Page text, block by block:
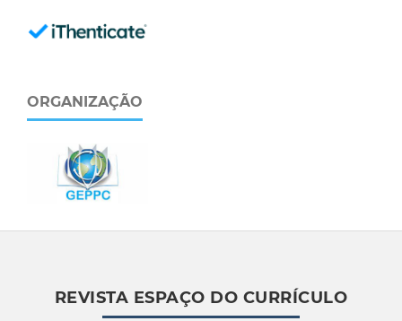
ORGANIZAÇÃO
REVISTA ESPAÇO DO CURRÍCULO